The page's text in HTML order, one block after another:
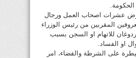
تعرض عشرات اصحاب العمل ورجال
المقربين من رئيس الوزراء
للاتهام او السجن بسبب
او الفساد.
على الشرطة والقضاء، امر